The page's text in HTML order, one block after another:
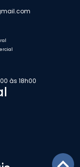
às 18h00